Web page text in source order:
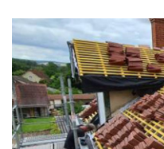
Haute-Loire